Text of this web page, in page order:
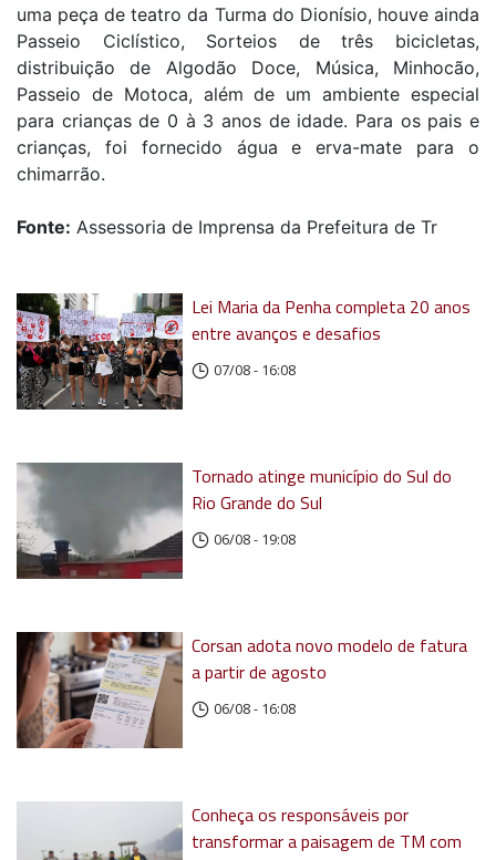
uma peça de teatro da Turma do Dionísio, houve ainda
Passeio Ciclístico, Sorteios de três bicicletas,
distribuição de Algodão Doce, Música, Minhocão,
Passeio de Motoca, além de um ambiente especial
para crianças de 0 à 3 anos de idade. Para os pais e
crianças, foi fornecido água e erva-mate para o
chimarrão.
Fonte: Assessoria de Imprensa da Prefeitura de Tr
Lei Maria da Penha completa 20 anos
entre avanços e desafios
07/08 - 16:08
Tornado atinge município do Sul do
Rio Grande do Sul
06/08 - 19:08
Corsan adota novo modelo de fatura
a partir de agosto
06/08 - 16:08
Conheça os responsáveis por
transformar a paisagem de TM com